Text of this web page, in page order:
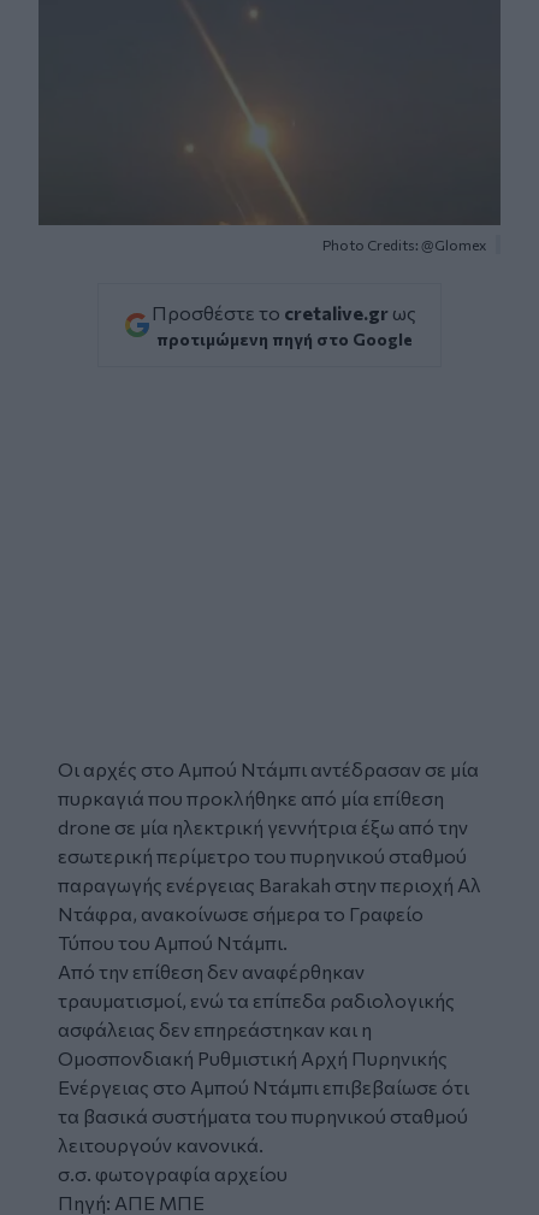
Photo Credits: @Glomex
Προσθέστε το cretalive.gr ως
προτιμώμενη πηγή στο Google
Οι αρχές στο Αμπού Ντάμπι αντέδρασαν σε μία
πυρκαγιά που προκλήθηκε από μία επίθεση
drone σε μία ηλεκτρική γεννήτρια έξω από την
εσωτερική περίμετρο του πυρηνικού σταθμού
παραγωγής ενέργειας Barakah στην περιοχή Αλ
Ντάφρα, ανακοίνωσε σήμερα το Γραφείο
Τύπου του Αμπού Ντάμπι.
Από την επίθεση δεν αναφέρθηκαν
τραυματισμοί, ενώ τα επίπεδα ραδιολογικής
ασφάλειας δεν επηρεάστηκαν και η
Ομοσπονδιακή Ρυθμιστική Αρχή Πυρηνικής
Ενέργειας στο Αμπού Ντάμπι επιβεβαίωσε ότι
τα βασικά συστήματα του πυρηνικού σταθμού
λειτουργούν κανονικά.
σ.σ. φωτογραφία αρχείου
Πηγή: ΑΠΕ ΜΠΕ